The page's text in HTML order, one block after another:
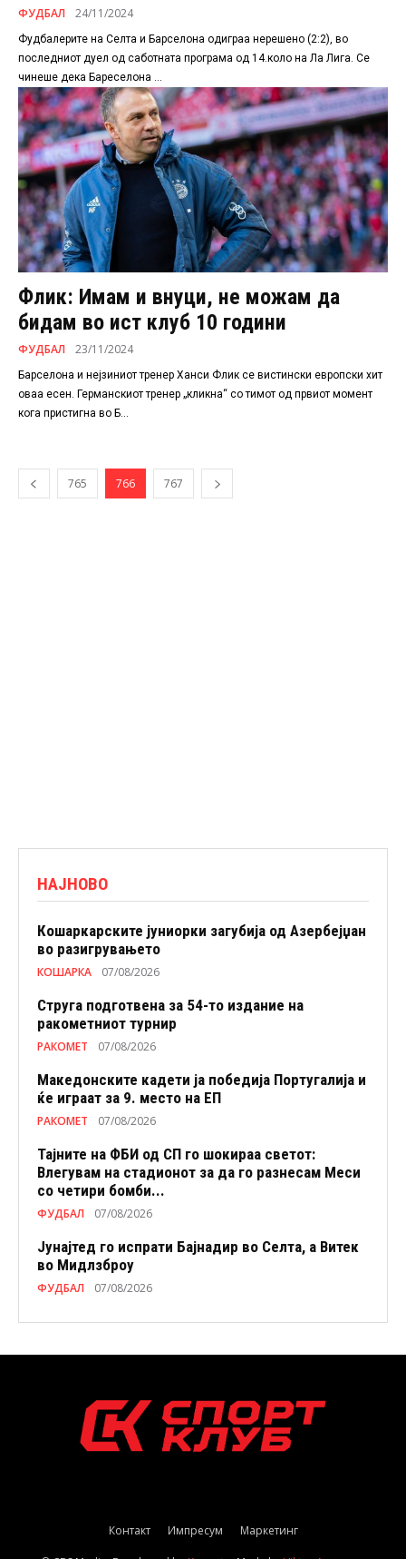
ФУДБАЛ 24/11/2024
Фудбалерите на Селта и Барселона одиграа нерешено (2:2), во
последниот дуел од саботната програма од 14.коло на Ла Лига. Се
чинеше дека Бареселона ...
Флик: Имам и внуци, не можам да
бидам во ист клуб 10 години
ФУДБАЛ 23/11/2024
Барселона и нејзиниот тренер Ханси Флик се вистински европски хит
оваа есен. Германскиот тренер „кликна“ со тимот од првиот момент
кога пристигна во Б...
765 766 767
НАЈНОВО
Кошаркарските јуниорки загубија од Азербејџан
во разигрувањето
КОШАРКА 07/08/2026
Струга подготвена за 54-то издание на
ракометниот турнир
РАКОМЕТ 07/08/2026
Македонските кадети ја победија Португалија и
ќе играат за 9. место на ЕП
РАКОМЕТ 07/08/2026
Тајните на ФБИ од СП го шокираа светот:
Влегувам на стадионот за да го разнесам Меси
со четири бомби...
ФУДБАЛ 07/08/2026
Јунајтед го испрати Бајнадир во Селта, а Витек
во Мидлзброу
ФУДБАЛ 07/08/2026
Контакт Импресум Маркетинг